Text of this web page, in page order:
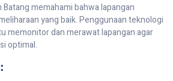
Batang memahami bahwa lapangan
yang baik. Penggunaan teknologi
memonitor dan merawat lapangan agar
optimal.